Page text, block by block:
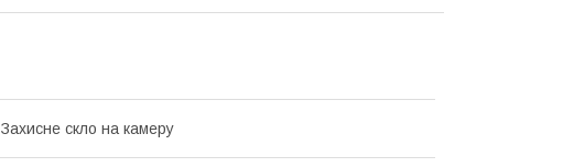
Захисне скло на камеру